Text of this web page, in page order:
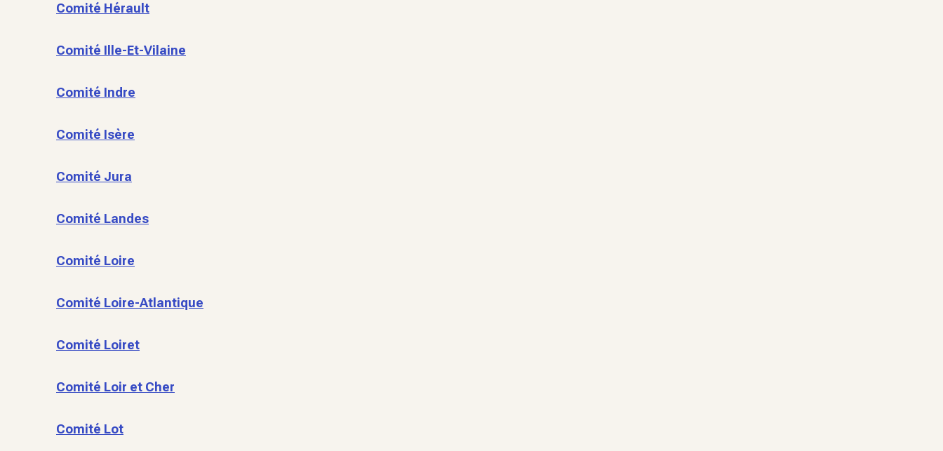
Comité Hérault
Comité Ille-Et-Vilaine
Comité Indre
Comité Isère
Comité Jura
Comité Landes
Comité Loire
Comité Loire-Atlantique
Comité Loiret
Comité Loir et Cher
Comité Lot